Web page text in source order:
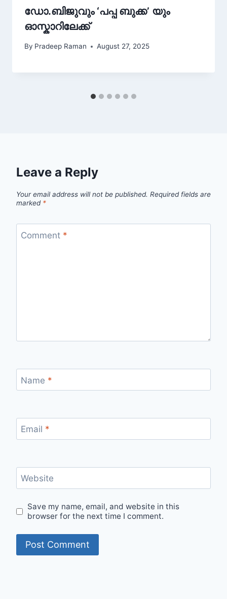
ഡോ.ബിജുവും ‘പപ്പ ബുക്ക’ യും
ഓസ്കാറിലേക്ക്
By Pradeep Raman August 27, 2025
Leave a Reply
Your email address will not be published. Required fields are
marked *
Comment *
Name *
Email *
Website
Save my name, email, and website in this
browser for the next time I comment.